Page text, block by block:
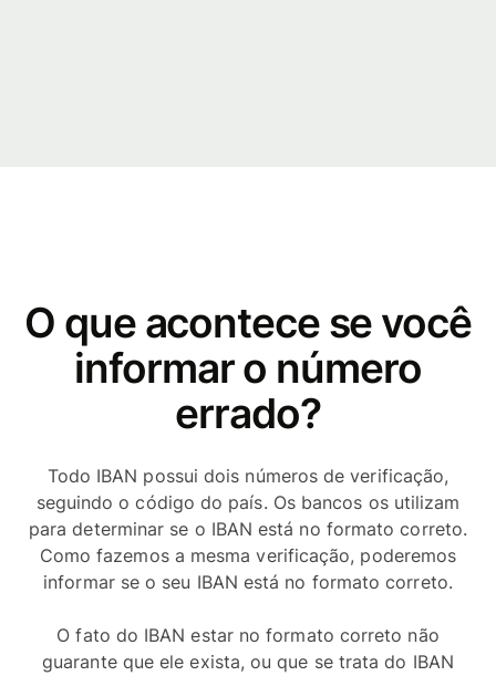
O que acontece se você
informar o número
errado?
Todo IBAN possui dois números de verificação,
seguindo o código do país. Os bancos os utilizam
para determinar se o IBAN está no formato correto.
Como fazemos a mesma verificação, poderemos
informar se o seu IBAN está no formato correto.
O fato do IBAN estar no formato correto não
guarante que ele exista, ou que se trata do IBAN